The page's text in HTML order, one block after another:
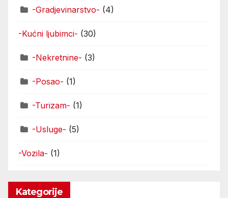
-Gradjevinarstvo- (4)
-Kućni ljubimci- (30)
-Nekretnine- (3)
-Posao- (1)
-Turizam- (1)
-Usluge- (5)
-Vozila- (1)
Kategorije